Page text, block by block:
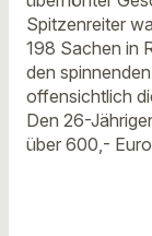
Spitzenreiter
198 Sachen in
den
offensichtlich
Den 26-
über 600,-